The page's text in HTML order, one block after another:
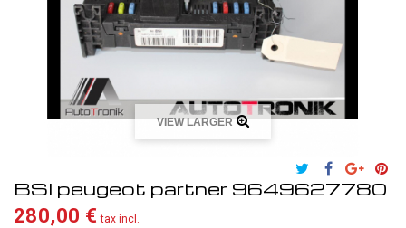
VIEW LARGER
BSI peugeot partner 9649627780
280,00 € tax incl.